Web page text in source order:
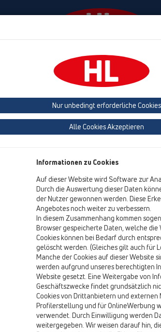
Unternehmen HL Haus
Katalog 35 de (2026)
Gesamtkatalog
PDF 43766KB
00
Nur unbedingt erforderliche Cookies
Alle Cookies Akzeptieren
Informationen zu Cookies
Auf dieser Website wird Software zur
Durch die Auswertung dieser Daten
der Nutzer gewonnen werden. Diese
Angebotes noch weiter zu verbessern.
In diesem Zusammenhang kommen
Browser gespeicherte Daten, welche
Cookies können bei Bedarf durch
gelöscht werden. (Gleiches gilt auch für
Manche der Cookies auf dieser Website
werden aufgrund unseres berechtigten
Website gesetzt. Eine Weitergabe von
Geschäftszwecke findet grundsätzlich
Cookies von Drittanbietern und
Profilerstellung und für OnlineWerbung
verwendet. Durch Einwilligung werden
weitergegeben. Wir weisen darauf hin,